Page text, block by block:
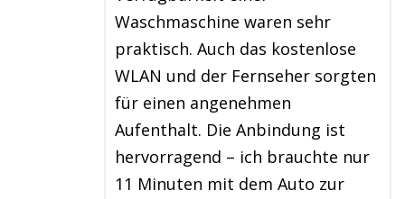
Waschmaschine waren sehr
praktisch. Auch das kostenlose
WLAN und der Fernseher sorgten
für einen angenehmen
Aufenthalt. Die Anbindung ist
hervorragend – ich brauchte nur
11 Minuten mit dem Auto zur